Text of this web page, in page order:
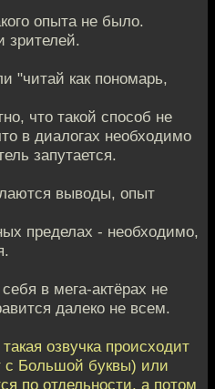
опыта не было.
зрителей.
"читай как пономарь,
что такой способ не
в диалогах необходимо
запутается.
выводы, опыт
пределах - необходимо,
в мега-актёрах не
далеко не всем.
озвучка происходит
с Большой буквы) или
по отдельности, а потом